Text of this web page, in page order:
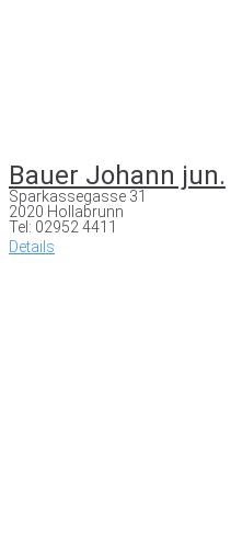
Bauer Johann jun.
Sparkassegasse 31
2020 Hollabrunn
Tel: 02952 4411
Details